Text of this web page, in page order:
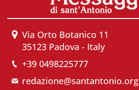
Via Orto Botanico 11
35123 Padova - Italy
+39 0498225777
redazione@santantonio.org